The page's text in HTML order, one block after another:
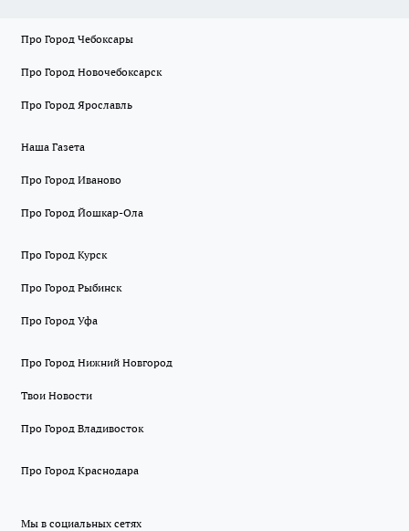
Про Город Чебоксары
Про Город Новочебоксарск
Про Город Ярославль
Наша Газета
Про Город Иваново
Про Город Йошкар-Ола
Про Город Курск
Про Город Рыбинск
Про Город Уфа
Про Город Нижний Новгород
Твои Новости
Про Город Владивосток
Про Город Краснодара
Мы в социальных сетях